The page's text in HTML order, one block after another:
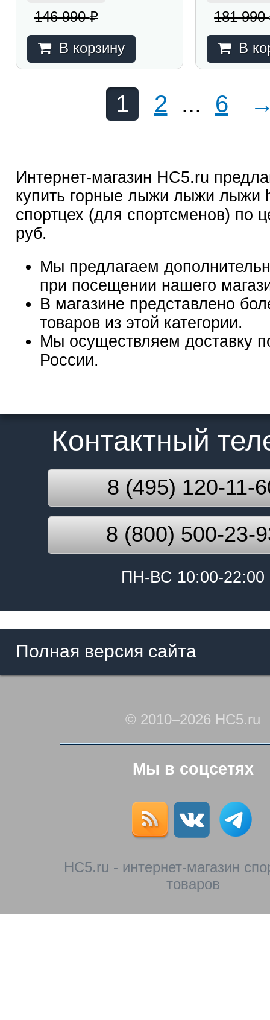
146 990₽
В корзину
181 990
В
1 2 ... 6
Интернет-магазин HC5.ru
купить горные лыжи лыжи лыжи
спортцех (для спортсменов) по
руб.
Мы предлагаем
при посещении нашего
В магазине представлено
товаров из этой категории.
Мы осуществляем доставку
России.
Контактный
8 (495) 120-11-
8 (800) 500-23-
ПН-ВС 10:00-22:00
Полная версия сайта
© 2010–2026 HC5.ru
Мы в соцсетях
HC5.ru - интернет-магазин
товаров